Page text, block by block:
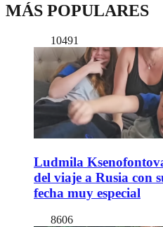
MÁS POPULARES
10491
Ludmila
del viaje a Rusia con
fecha muy especial
8606